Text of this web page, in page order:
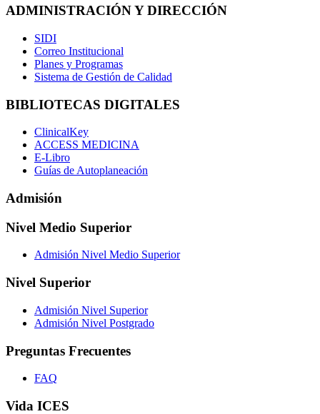
ADMINISTRACIÓN Y DIRECCIÓN
SIDI
Correo Institucional
Planes y Programas
Sistema de Gestión de Calidad
BIBLIOTECAS DIGITALES
ClinicalKey
ACCESS MEDICINA
E-Libro
Guías de Autoplaneación
Admisión
Nivel Medio Superior
Admisión Nivel Medio Superior
Nivel Superior
Admisión Nivel Superior
Admisión Nivel Postgrado
Preguntas Frecuentes
FAQ
Vida ICES